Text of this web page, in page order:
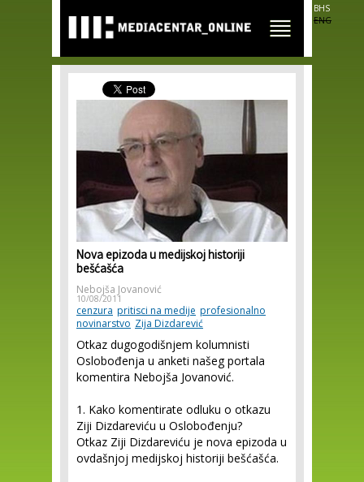
main
content
BHS
ENG
Nova epizoda u medijskoj historiji
bešćašća
Nebojša Jovanović
10/08/2011
cenzura pritisci na medije profesionalno
novinarstvo Zija Dizdarević
Otkaz dugogodišnjem kolumnisti
Oslobođenja u anketi našeg portala
komentira Nebojša Jovanović.
1. Kako komentirate odluku o otkazu
Ziji Dizdareviću u Oslobođenju?
Otkaz Ziji Dizdareviću je nova epizoda u
ovdašnjoj medijskoj historiji bešćašća.